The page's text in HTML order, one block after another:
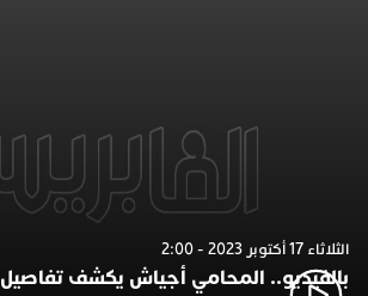
الثلاثاء 17 أكتوبر 2023 - 2:00
بالفيديو.. المحامي أجياش يكشف تفاصيل